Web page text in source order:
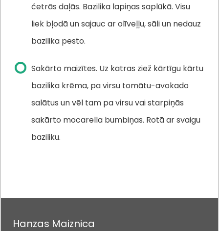
četrās daļās. Bazilika lapiņas saplūkā. Visu
liek bļodā un sajauc ar olīveļļu, sāli un nedauz
bazilika pesto.
Sakārto maizītes. Uz katras ziež kārtīgu kārtu
bazilika krēma, pa virsu tomātu-avokado
salātus un vēl tam pa virsu vai starpiņās
sakārto mocarella bumbiņas. Rotā ar svaigu
baziliku.
Hanzas Maiznica